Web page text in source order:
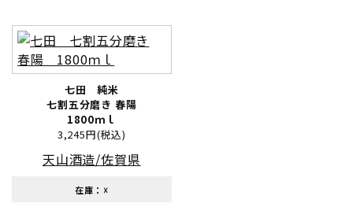
七田 純米
七割五分磨き 春陽
1800ｍｌ
3,245円(税込)
天山酒造/佐賀県
在庫：☓